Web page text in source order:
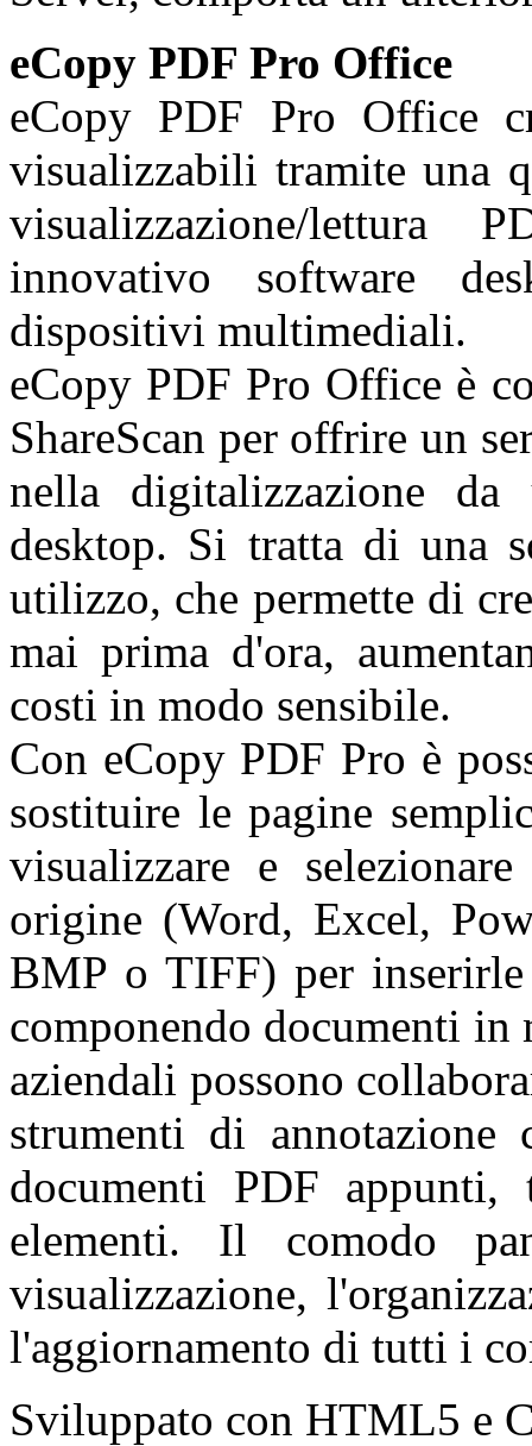
eCopy PDF Pro Office
eCopy PDF Pro Office
visualizzabili tramite una
visualizzazione/
innovativo software
dispositivi multimediali.
eCopy PDF Pro Office è
ShareScan per offrire un
nella digitalizzazione
desktop. Si tratta di una
utilizzo, che permette di
mai prima d'ora,
costi in modo sensibile.
Con eCopy PDF Pro è
sostituire le pagine
visualizzare e
origine (Word, Excel,
BMP o TIFF) per
componendo documenti
aziendali possono
strumenti di annotazione
documenti PDF
elementi. Il comodo
visualizzazione,
l'aggiornamento di tutti i
Sviluppato con HTML5 e